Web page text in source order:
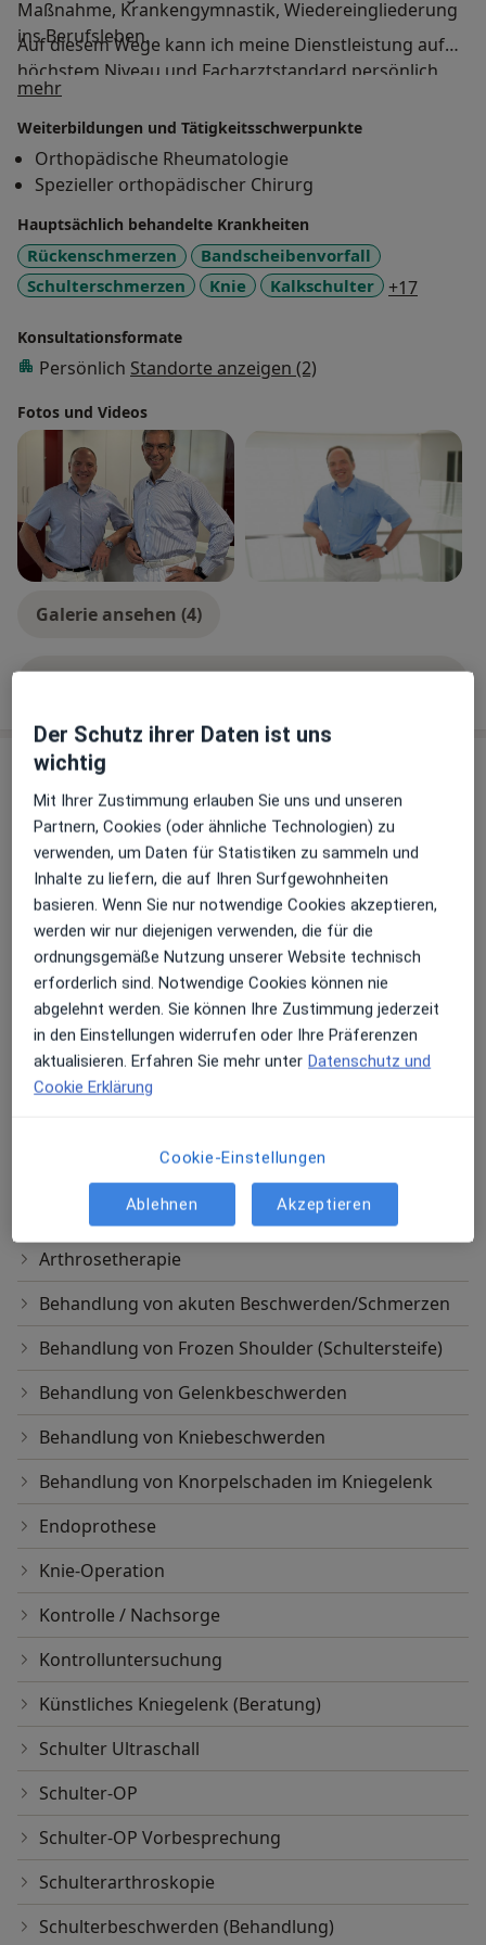
Maßnahme, Krankengymnastik, Wiedereingliederung
ins Berufsleben.
Ihr Dr. Bruno Schwarz
Auf diesem Wege kann ich meine Dienstleistung auf
höchstem Niveau und Facharztstandard persönlich
anbieten.
Schwerpunktpraxis für Schulterchirurgie
Diagnostik, konservative und operative Therapie
sämtlicher Schultererkrankungen unter Bevorzugung
nichtoperativer Behandlungskonzepte
- ca. 2000 ambulante/konservative
Schulterbehandlungen/Jahr
- ca. 300 Schulteroperationen/Jahr u. a. Arthroskopie
(Schlüssellochoperation), offene
Sehnenrekonstruktionen, Implantation von
Schulterendoprothesen
Orthopädie
Diagnostik und konservative Therapie sämtlicher
Zusammenarbeit mit anderen Spezialisten, sofern dies
- Arthroskopie (Schlüssellochoperation)
- Endoprothetik
Rheumatologie
Diagnostik und Therapie (in Zusammenarbeit mit
einem internistisch-rheumatologischen Facharzt) bei
entzündlich-rheumatischen Erkrankungen.
Osteologie
Diagnostik mit DXA und leitliniengerechte Therapie
der Osteoporose.
Beratung und Erörterung bei Fragen über die
Notwendigkeit von orthopädischen Operationen.
mehrÜber mich
Weiterbildungen und Tätigkeitsschwerpunkte
Orthopädische Rheumatologie
Spezieller orthopädischer Chirurg
Hauptsächlich behandelte Krankheiten
Rückenschmerzen
Bandscheibenvorfall
Schulterschmerzen
Knie Kalkschulter +17
Konsultationsformate
Persönlich Standorte anzeigen (2)
Fotos und Videos
Galerie ansehen (4)
Leistungen & Kosten
Beliebte Leistungen
Allgemeine Sprechstunde
Sparkassenplatz 1, Friedberg
Orthopädie Friedberg Dres. Johannes Bauer und
Bruno Schwarz
Franziskanergasse 12, Augsburg
Klinik Vincentinum Augsburg Abt. Orthopädie
Erstuntersuchung (Neupatient/in)
Sparkassenplatz 1, Friedberg
Orthopädie Friedberg Dres. Johannes Bauer und
Andere Leistungen
Arthrose Knie
Arthrosetherapie
Behandlung von akuten Beschwerden/Schmerzen
Behandlung von Frozen Shoulder (Schultersteife)
Behandlung von Gelenkbeschwerden
Behandlung von Kniebeschwerden
Behandlung von Knorpelschaden im Kniegelenk
Endoprothese
Knie-Operation
Kontrolle / Nachsorge
Kontrolluntersuchung
Künstliches Kniegelenk (Beratung)
Schulter Ultraschall
Schulter-OP
Schulter-OP Vorbesprechung
Schulterarthroskopie
Schulterbeschwerden (Behandlung)
Der Schutz ihrer Daten ist uns
wichtig
Mit Ihrer Zustimmung erlauben Sie uns und unseren
Partnern, Cookies (oder ähnliche Technologien) zu
verwenden, um Daten für Statistiken zu sammeln und
Inhalte zu liefern, die auf Ihren Surfgewohnheiten
basieren. Wenn Sie nur notwendige Cookies akzeptieren,
werden wir nur diejenigen verwenden, die für die
ordnungsgemäße Nutzung unserer Website technisch
erforderlich sind. Notwendige Cookies können nie
abgelehnt werden. Sie können Ihre Zustimmung jederzeit
in den Einstellungen widerrufen oder Ihre Präferenzen
aktualisieren. Erfahren Sie mehr unter Datenschutz und
Cookie Erklärung
Cookie-Einstellungen
Ablehnen Akzeptieren